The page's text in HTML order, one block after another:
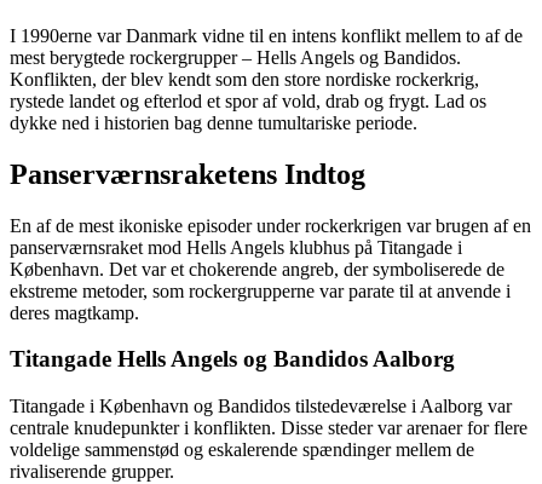
I 1990erne var Danmark vidne til en intens konflikt mellem to af de
mest berygtede rockergrupper – Hells Angels og Bandidos.
Konflikten, der blev kendt som den store nordiske rockerkrig,
rystede landet og efterlod et spor af vold, drab og frygt. Lad os
dykke ned i historien bag denne tumultariske periode.
Panserværnsraketens Indtog
En af de mest ikoniske episoder under rockerkrigen var brugen af en
panserværnsraket mod Hells Angels klubhus på Titangade i
København. Det var et chokerende angreb, der symboliserede de
ekstreme metoder, som rockergrupperne var parate til at anvende i
deres magtkamp.
Titangade Hells Angels og Bandidos Aalborg
Titangade i København og Bandidos tilstedeværelse i Aalborg var
centrale knudepunkter i konflikten. Disse steder var arenaer for flere
voldelige sammenstød og eskalerende spændinger mellem de
rivaliserende grupper.